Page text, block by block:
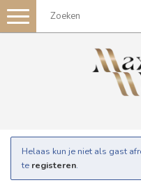
Toggle
navigation
Helaas kun je niet als gast
te registeren.